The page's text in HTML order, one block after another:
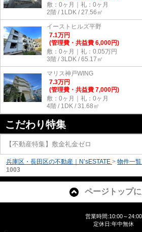
敷：0ヶ月｜礼：0ヶ月
2階 / 1LDK / 27.56㎡
イーストヒルズ平野
7.1万円
(管理費・共益費 6,000円)
敷：0ヶ月｜礼：0.05万円
3階 / 3LDK / 65.17㎡
マリス神戸WING
7.3万円
(管理費・共益費 7,000円)
敷：0ヶ月｜礼：0ヶ月
4階 / 1DK / 31.68㎡
こだわり特集
【不動産特集】敷金礼金ゼロ
兵庫区・長田区の不動産｜N’sESTATE > 物件一覧
1003
ページトップ
営業時間:10:00～24:00
定休日:年中無休